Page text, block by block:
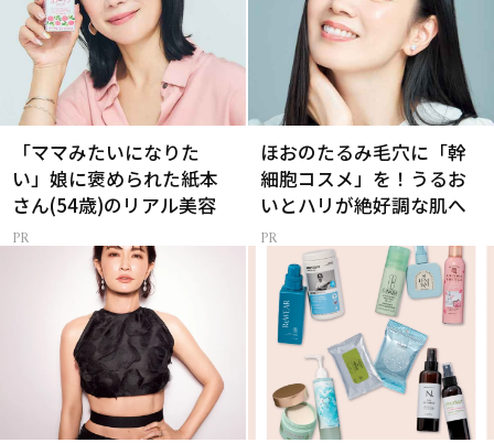
「ママみたいになりた
い」娘に褒められた紙本
さん(54歳)のリアル美容
ほおのたるみ毛穴に「幹
細胞コスメ」を！うるお
いとハリが絶好調な肌へ